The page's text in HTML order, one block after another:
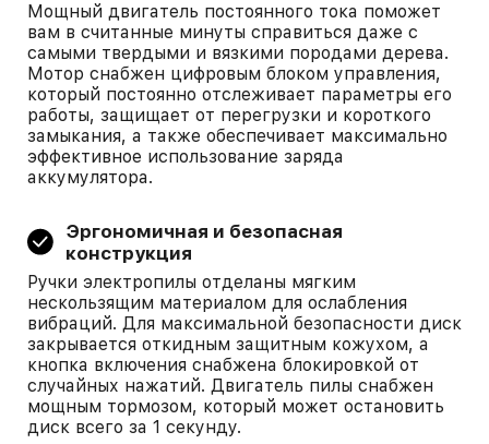
Мощный двигатель постоянного тока поможет
вам в считанные минуты справиться даже с
самыми твердыми и вязкими породами дерева.
Мотор снабжен цифровым блоком управления,
который постоянно отслеживает параметры его
работы, защищает от перегрузки и короткого
замыкания, а также обеспечивает максимально
эффективное использование заряда
аккумулятора.
Эргономичная и безопасная
конструкция
Ручки электропилы отделаны мягким
нескользящим материалом для ослабления
вибраций. Для максимальной безопасности диск
закрывается откидным защитным кожухом, а
кнопка включения снабжена блокировкой от
случайных нажатий. Двигатель пилы снабжен
мощным тормозом, который может остановить
диск всего за 1 секунду.